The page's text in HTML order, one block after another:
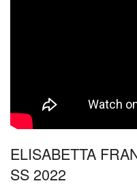
ELISABETTA
SS 2022